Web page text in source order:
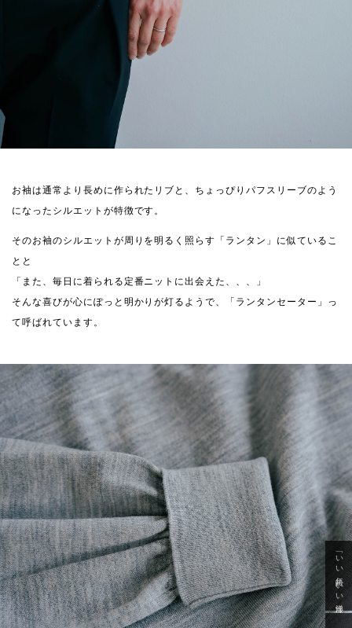
お袖は通常より長めに作られたリブと、ちょっぴりパフスリーブのよう
になったシルエットが特徴です。
そのお袖のシルエットが周りを明るく照らす「ランタン」に似ているこ
とと
「また、毎日に着られる定番ニットに出会えた、、、」
そんな喜びが心にぽっと明かりが灯るようで、「ランタンセーター」っ
て呼ばれています。
「いい年齢 いい洋服」